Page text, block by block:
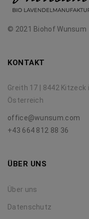
© 2021 Biohof Wunsum
KONTAKT
Greith 17 | 8442 Kitzeck
Österreich
office@wunsum.com
+43 664 812 88 36
ÜBER UNS
Über uns
Datenschutz